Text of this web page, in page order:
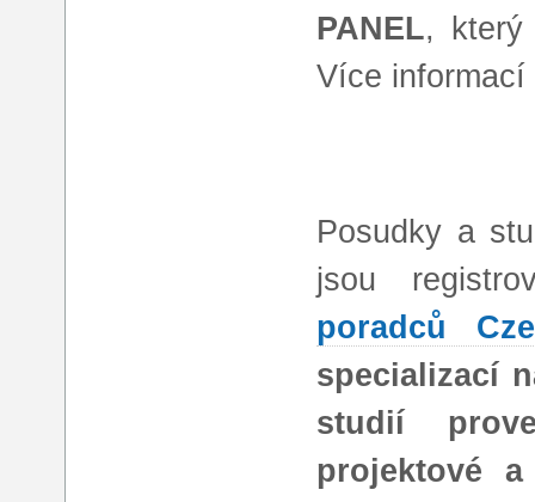
PANEL, který
Více
Posudky a
jsou
poradců
specializací
studií
projektové